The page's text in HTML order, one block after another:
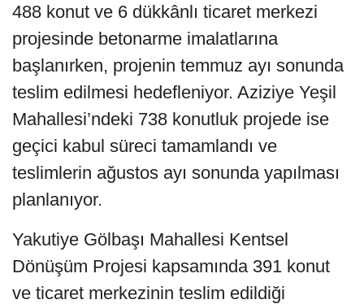
488 konut ve 6 dükkânlı ticaret merkezi
projesinde betonarme imalatlarına
başlanırken, projenin temmuz ayı sonunda
teslim edilmesi hedefleniyor. Aziziye Yeşil
Mahallesi’ndeki 738 konutluk projede ise
geçici kabul süreci tamamlandı ve
teslimlerin ağustos ayı sonunda yapılması
planlanıyor.
Yakutiye Gölbaşı Mahallesi Kentsel
Dönüşüm Projesi kapsamında 391 konut
ve ticaret merkezinin teslim edildiği